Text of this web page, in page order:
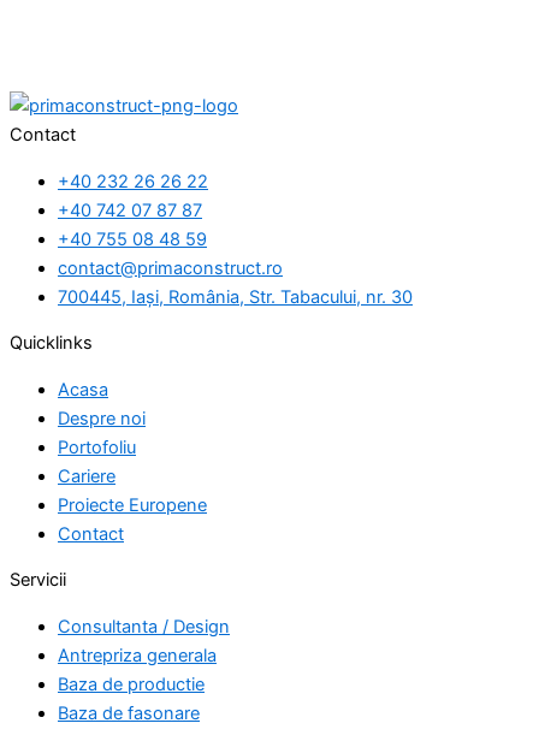
Contact
+40 232 26 26 22
+40 742 07 87 87
+40 755 08 48 59
contact@primaconstruct.ro
700445, Iași, România, Str. Tabacului, nr. 30
Quicklinks
Acasa
Despre noi
Portofoliu
Cariere
Proiecte Europene
Contact
Servicii
Consultanta / Design
Antrepriza generala
Baza de productie
Baza de fasonare